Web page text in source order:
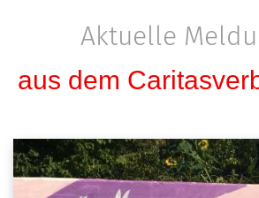
Aktuelle
aus dem